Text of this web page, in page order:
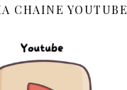
CHAINE YOUTUBE